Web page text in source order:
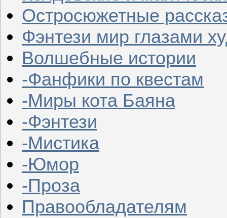
Остросюжетные
Фэнтези мир глазами
Волшебные истории
-Фанфики по квестам
-Миры кота Баяна
-Фэнтези
-Мистика
-Юмор
-Проза
Правообладателям